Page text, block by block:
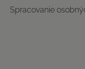
Spracovanie